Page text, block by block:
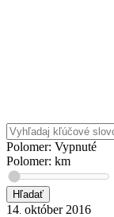
Polomer: Vypnuté
Polomer: km
14. október 2016